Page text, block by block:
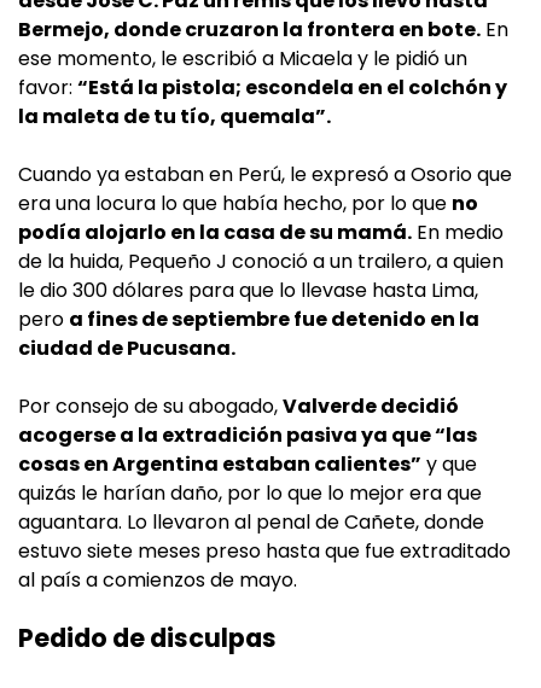
Bermejo, donde cruzaron la frontera en bote. En
ese momento, le escribió a Micaela y le pidió un
favor: “Está la pistola; escondela en el colchón y
la maleta de tu tío, quemala”.
Cuando ya estaban en Perú, le expresó a Osorio que
era una locura lo que había hecho, por lo que no
podía alojarlo en la casa de su mamá. En medio
de la huida, Pequeño J conoció a un trailero, a quien
le dio 300 dólares para que lo llevase hasta Lima,
pero a fines de septiembre fue detenido en la
ciudad de Pucusana.
Por consejo de su abogado,Valverde decidió
acogerse a la extradición pasiva ya que “las
cosas en Argentina estaban calientes” y que
quizás le harían daño, por lo que lo mejor era que
aguantara. Lo llevaron al penal de Cañete, donde
estuvo siete meses preso hasta que fue extraditado
al país a comienzos de mayo.
Pedido de disculpas